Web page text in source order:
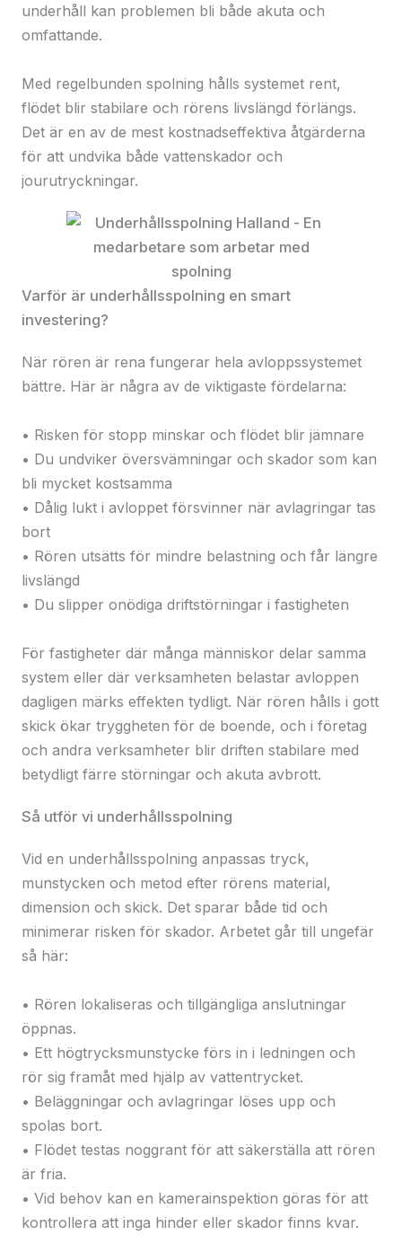
underhåll kan problemen bli både akuta och
omfattande.
Med regelbunden spolning hålls systemet rent,
flödet blir stabilare och rörens livslängd förlängs.
Det är en av de mest kostnadseffektiva åtgärderna
för att undvika både vattenskador och
jourutryckningar.
Varför är underhållsspolning en smart
investering?
När rören är rena fungerar hela avloppssystemet
bättre. Här är några av de viktigaste fördelarna:
• Risken för stopp minskar och flödet blir jämnare
• Du undviker översvämningar och skador som kan
bli mycket kostsamma
• Dålig lukt i avloppet försvinner när avlagringar tas
bort
• Rören utsätts för mindre belastning och får längre
livslängd
• Du slipper onödiga driftstörningar i fastigheten
För fastigheter där många människor delar samma
system eller där verksamheten belastar avloppen
dagligen märks effekten tydligt. När rören hålls i gott
skick ökar tryggheten för de boende, och i företag
och andra verksamheter blir driften stabilare med
betydligt färre störningar och akuta avbrott.
Så utför vi underhållsspolning
Vid en underhållsspolning anpassas tryck,
munstycken och metod efter rörens material,
dimension och skick. Det sparar både tid och
minimerar risken för skador. Arbetet går till ungefär
så här:
• Rören lokaliseras och tillgängliga anslutningar
öppnas.
• Ett högtrycksmunstycke förs in i ledningen och
rör sig framåt med hjälp av vattentrycket.
• Beläggningar och avlagringar löses upp och
spolas bort.
• Flödet testas noggrant för att säkerställa att rören
är fria.
• Vid behov kan en kamerainspektion göras för att
kontrollera att inga hinder eller skador finns kvar.